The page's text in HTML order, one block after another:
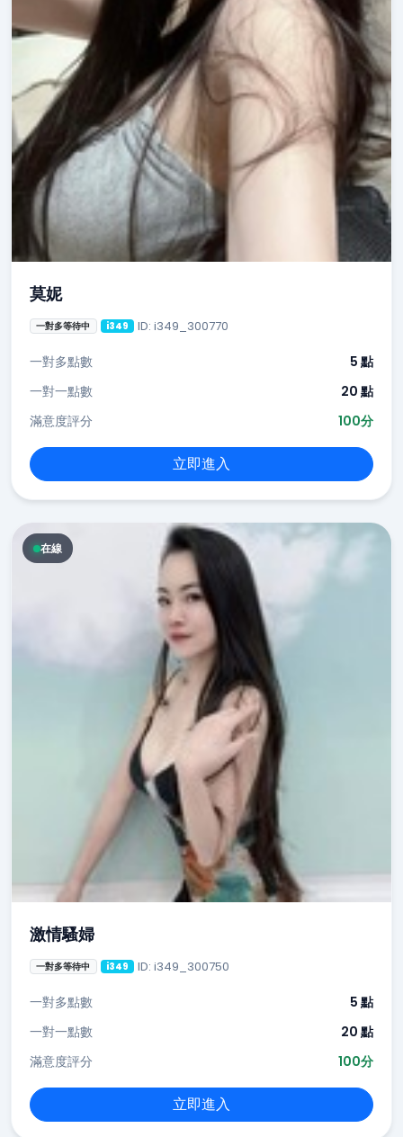
莫妮
一對多等待中 i349 ID: i349_300770
一對多點數
5 點
一對一點數
20 點
滿意度評分
100分
立即進入
在線
激情騷婦
一對多等待中 i349 ID: i349_300750
一對多點數
5 點
一對一點數
20 點
滿意度評分
100分
立即進入